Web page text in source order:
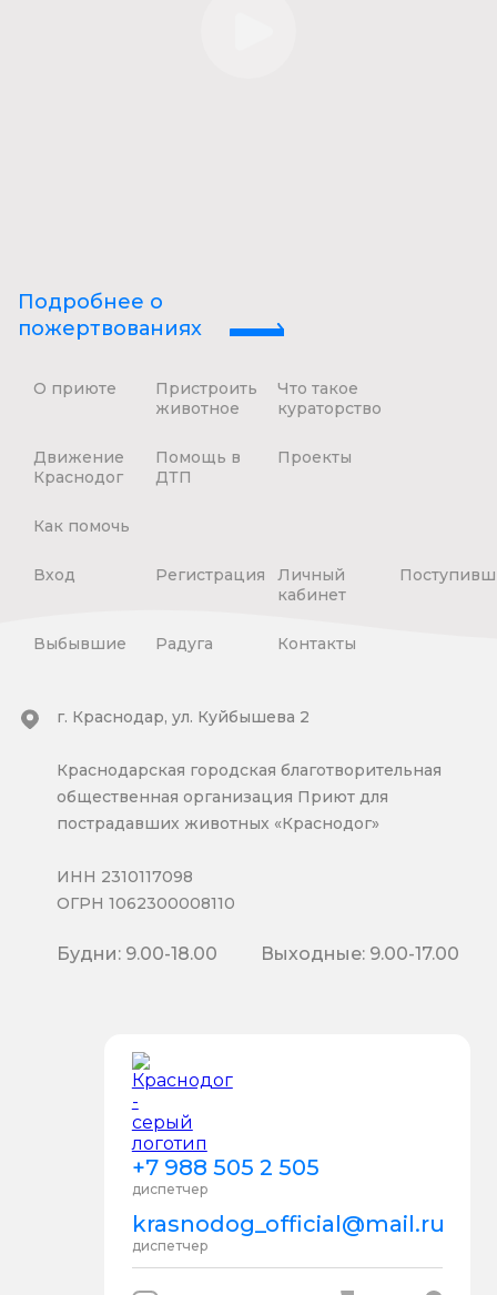
Подробнее о
пожертвованиях
О приюте
Пристроить
животное
Что такое
кураторство
Движение
Краснодог
Помощь в
ДТП
Проекты
Как помочь
Вход Регистрация
Личный
кабинет
Выбывшие Радуга Контакты
+7 988 505 2 505
диспетчер
krasnodog_official@mail.ru
диспетчер
г. Краснодар, ул. Куйбышева 2
Краснодарская городская благотворительная
общественная организация Приют для
пострадавших животных «Краснодог»
ИНН 2310117098
ОГРН 1062300008110
Будни: 9.00-18.00 Выходные: 9.00-17.00